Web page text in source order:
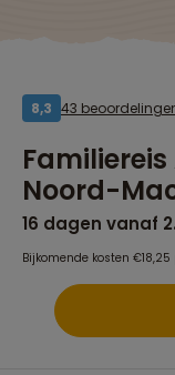
8,3 43
Noord-
16 dagen vanaf
Bijkomende kosten